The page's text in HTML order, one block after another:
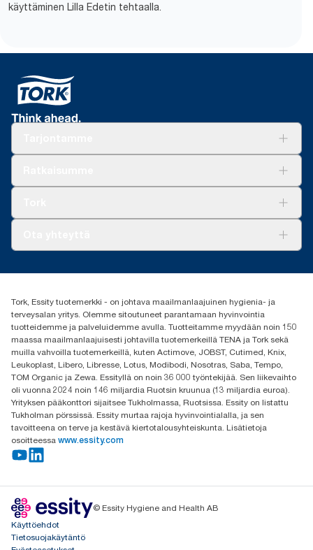
käyttäminen Lilla Edetin tehtaalla.
(+358) 9 5068 8222
Oy Essity Finland Ab
Revontulenkuja 1
02100 Espoo
Tork, Essity tuotemerkki - on johtava maailmanlaajuinen hygienia- ja
terveysalan yritys. Olemme sitoutuneet parantamaan hyvinvointia
tuotteidemme ja palveluidemme avulla. Tuotteitamme myydään noin 150
maassa maailmanlaajuisesti johtavilla tuotemerkeillä TENA ja Tork sekä
muilla vahvoilla tuotemerkeillä, kuten Actimove, JOBST, Cutimed, Knix,
Leukoplast, Libero, Libresse, Lotus, Modibodi, Nosotras, Saba, Tempo,
TOM Organic ja Zewa. Essityllä on noin 36 000 työntekijää. Sen liikevaihto
oli vuonna 2024 noin 146 miljardia Ruotsin kruunua (13 miljardia euroa).
Yrityksen pääkonttori sijaitsee Tukholmassa, Ruotsissa. Essity on listattu
Tukholman pörssissä. Essity murtaa rajoja hyvinvointialalla, ja sen
tavoitteena on terve ja kestävä kiertotalousyhteiskunta. Lisätietoja
osoitteessa www.essity.com
© Essity Hygiene and Health AB
Käyttöehdot
Tietosuojakäytäntö